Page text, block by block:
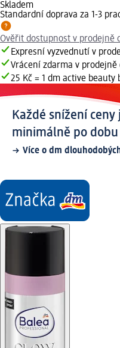
Skladem
Standardní doprava za 1-3
Ověřit dostupnost v prodejně
Expresní vyzvednutí v
Vrácení zdarma v prodejně
25 Kč = 1 dm active beauty
Každé snížení
minimálně po dobu
Více o dm